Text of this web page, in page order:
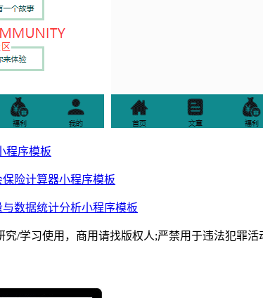
程序模板
保险计算器小程序模板
数据统计分析小程序模板
/学习使用，商用请找版权人;严禁用于违法犯罪活